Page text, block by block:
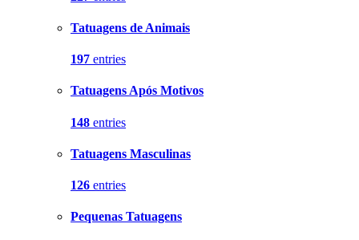
Tatuagens de Animais
197 entries
Tatuagens Após Motivos
148 entries
Tatuagens Masculinas
126 entries
Pequenas Tatuagens